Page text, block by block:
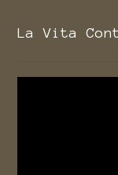
La Vita